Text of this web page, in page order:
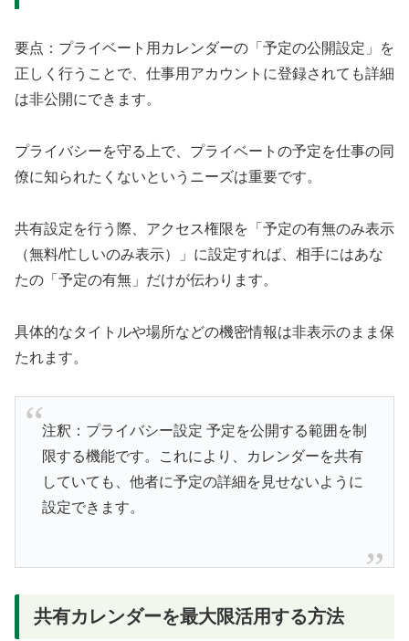
要点：プライベート用カレンダーの「予定の公開設定」を
正しく行うことで、仕事用アカウントに登録されても詳細
は非公開にできます。
プライバシーを守る上で、プライベートの予定を仕事の同
僚に知られたくないというニーズは重要です。
共有設定を行う際、アクセス権限を「予定の有無のみ表示
（無料/忙しいのみ表示）」に設定すれば、相手にはあな
たの「予定の有無」だけが伝わります。
具体的なタイトルや場所などの機密情報は非表示のまま保
たれます。
注釈：プライバシー設定 予定を公開する範囲を制
限する機能です。これにより、カレンダーを共有
していても、他者に予定の詳細を見せないように
設定できます。
共有カレンダーを最大限活用する方法